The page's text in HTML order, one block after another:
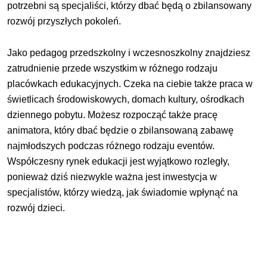
potrzebni są specjaliści, którzy dbać będą o zbilansowany
rozwój przyszłych pokoleń.
Jako pedagog przedszkolny i wczesnoszkolny znajdziesz
zatrudnienie przede wszystkim w różnego rodzaju
placówkach edukacyjnych. Czeka na ciebie także praca w
świetlicach środowiskowych, domach kultury, ośrodkach
dziennego pobytu. Możesz rozpocząć także pracę
animatora, który dbać będzie o zbilansowaną zabawę
najmłodszych podczas różnego rodzaju eventów.
Współczesny rynek edukacji jest wyjątkowo rozległy,
ponieważ dziś niezwykle ważna jest inwestycja w
specjalistów, którzy wiedzą, jak świadomie wpłynąć na
rozwój dzieci.